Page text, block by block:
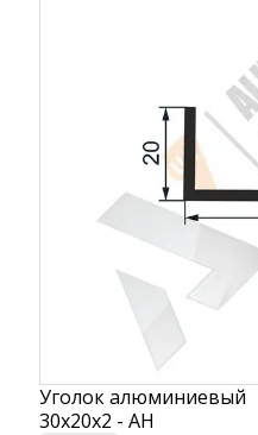
Уголок алюминиевый
30х20х2 - АН